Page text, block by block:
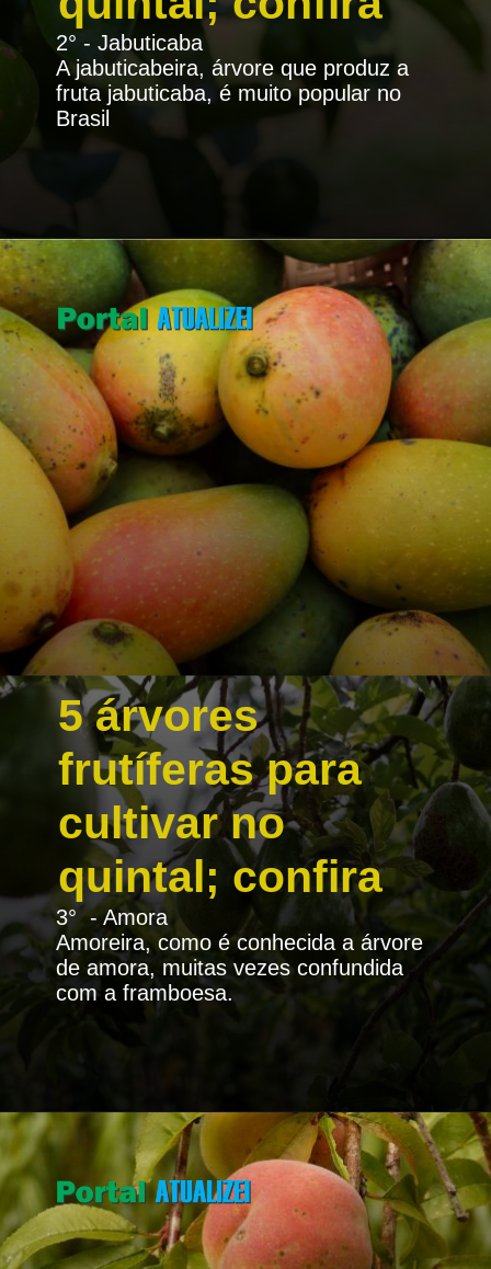
2° - Jabuticaba
A jabuticabeira, árvore que produz a
fruta jabuticaba, é muito popular no
Brasil
Opening https://portalatualizei.com.br/agro/5-arvores-frutiferas-para-cultivar-no-quintal-confira/15784/
5 árvores
frutíferas para
cultivar no
quintal; confira
3° - Amora
Amoreira, como é conhecida a árvore
de amora, muitas vezes confundida
com a framboesa.
https://portalatualizei.com.br/agro/5-arvores-frutiferas-para-cultivar-no-quintal-confira/15784/